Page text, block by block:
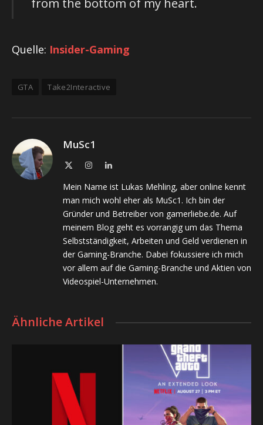
Quelle: Insider-Gaming
GTA Take2Interactive
MuSc1
InstagramLinkedIn
Mein Name ist Lukas Mehling, aber online kennt
man mich wohl eher als MuSc1. Ich bin der
Gründer und Betreiber von gamerliebe.de. Auf
meinem Blog geht es vorrangig um das Thema
Selbstständigkeit, Arbeiten und Geld verdienen in
der Gaming-Branche. Dabei fokussiere ich mich
vor allem auf die Gaming-Branche und Aktien von
Videospiel-Unternehmen.
Ähnliche Artikel